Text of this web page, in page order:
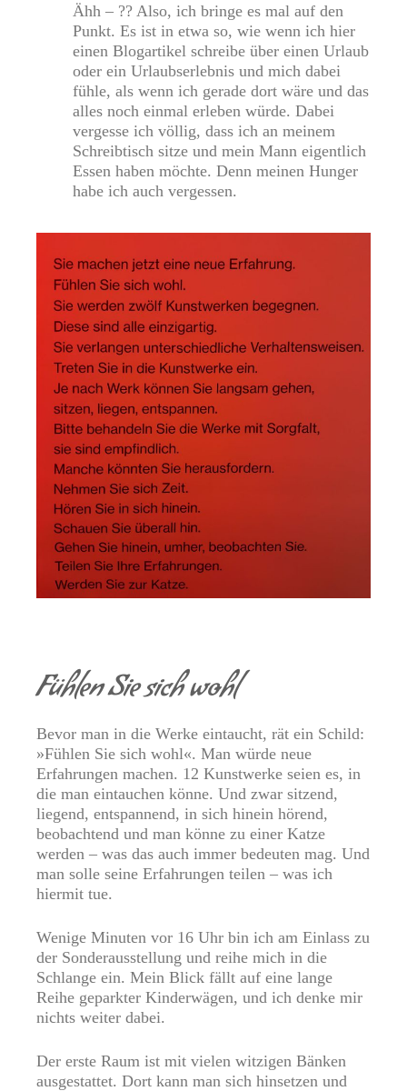
Ähh – ?? Also, ich bringe es mal auf den
Punkt. Es ist in etwa so, wie wenn ich hier
einen Blogartikel schreibe über einen Urlaub
oder ein Urlaubserlebnis und mich dabei
fühle, als wenn ich gerade dort wäre und das
alles noch einmal erleben würde. Dabei
vergesse ich völlig, dass ich an meinem
Schreibtisch sitze und mein Mann eigentlich
Essen haben möchte. Denn meinen Hunger
habe ich auch vergessen.
Fühlen Sie sich wohl
Bevor man in die Werke eintaucht, rät ein Schild:
»Fühlen Sie sich wohl«. Man würde neue
Erfahrungen machen. 12 Kunstwerke seien es, in
die man eintauchen könne. Und zwar sitzend,
liegend, entspannend, in sich hinein hörend,
beobachtend und man könne zu einer Katze
werden – was das auch immer bedeuten mag. Und
man solle seine Erfahrungen teilen – was ich
hiermit tue.
Wenige Minuten vor 16 Uhr bin ich am Einlass zu
der Sonderausstellung und reihe mich in die
Schlange ein. Mein Blick fällt auf eine lange
Reihe geparkter Kinderwägen, und ich denke mir
nichts weiter dabei.
Der erste Raum ist mit vielen witzigen Bänken
ausgestattet. Dort kann man sich hinsetzen und